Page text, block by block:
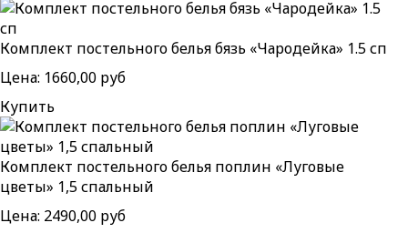
Комплект постельного белья бязь «Чародейка» 1.5 сп
Цена: 1660,00 руб
Купить
Комплект постельного белья поплин «Луговые
цветы» 1,5 спальный
Цена: 2490,00 руб